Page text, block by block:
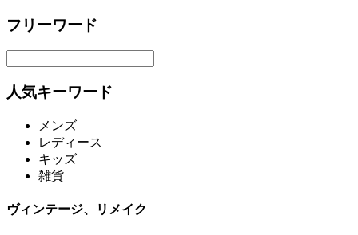
フリーワード
人気キーワード
メンズ
レディース
キッズ
雑貨
ヴィンテージ、リメイク